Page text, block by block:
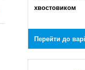
хвостовиком
Перейти до